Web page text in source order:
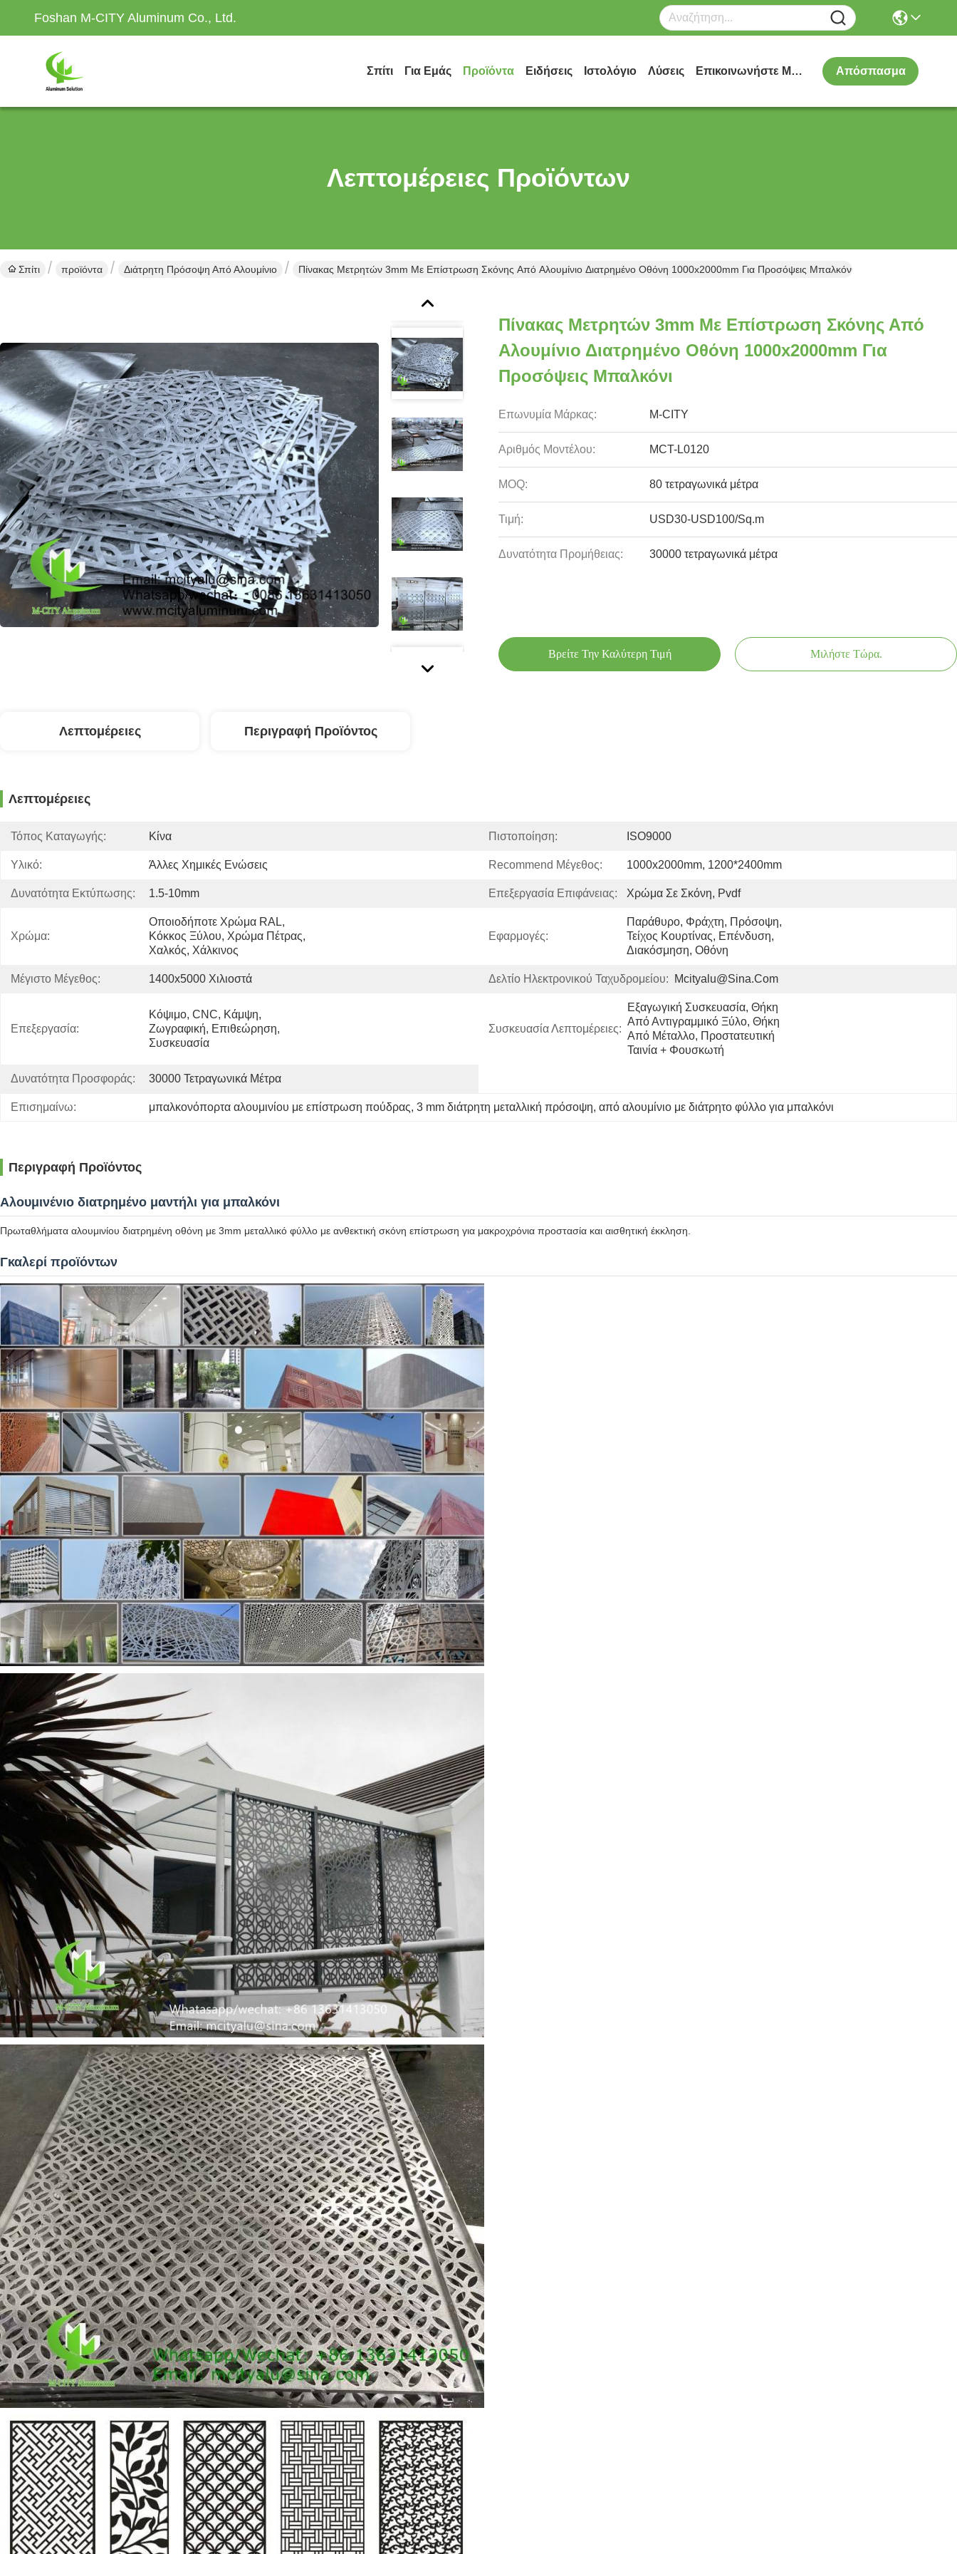
Foshan M-CITY Aluminum Co., Ltd.
Σπίτι Για Εμάς Προϊόντα Ειδήσεις Ιστολόγιο Λύσεις Επικοινωνήστε Μαζί Μας Απόσπασμα
Λεπτομέρειες Προϊόντων
Σπίτι προϊόντα Διάτρητη Πρόσοψη Από Αλουμίνιο Πίνακας Μετρητών 3mm Με Επίστρωση Σκόνης Από Αλουμίνιο Διατρημένο Οθόνη 1000x2000mm Για Προσόψεις Μπαλκόνι
Πίνακας Μετρητών 3mm Με Επίστρωση Σκόνης Από
Αλουμίνιο Διατρημένο Οθόνη 1000x2000mm Για
Προσόψεις Μπαλκόνι
Επωνυμία Μάρκας: M-CITY
Αριθμός Μοντέλου: MCT-L0120
MOQ: 80 τετραγωνικά μέτρα
Τιμή: USD30-USD100/Sq.m
Δυνατότητα Προμήθειας: 30000 τετραγωνικά μέτρα
Βρείτε Την Καλύτερη Τιμή Μιλήστε Τώρα.
Λεπτομέρειες Περιγραφή Προϊόντος
Λεπτομέρειες
Τόπος Καταγωγής: Κίνα Πιστοποίηση: ISO9000
Υλικό: Άλλες Χημικές Ενώσεις Recommend Μέγεθος: 1000x2000mm, 1200*2400mm
Δυνατότητα Εκτύπωσης: 1.5-10mm Επεξεργασία Επιφάνειας: Χρώμα Σε Σκόνη, Pvdf
Χρώμα:
Οποιοδήποτε Χρώμα RAL,
Κόκκος Ξύλου, Χρώμα Πέτρας,
Χαλκός, Χάλκινος
Εφαρμογές:
Παράθυρο, Φράχτη, Πρόσοψη,
Τείχος Κουρτίνας, Επένδυση,
Διακόσμηση, Οθόνη
Μέγιστο Μέγεθος: 1400x5000 Χιλιοστά Δελτίο Ηλεκτρονικού Ταχυδρομείου: Mcityalu@sina.com
Επεξεργασία:
Κόψιμο, CNC, Κάμψη,
Ζωγραφική, Επιθεώρηση,
Συσκευασία
Συσκευασία Λεπτομέρειες:
Εξαγωγική Συσκευασία, Θήκη
Από Αντιγραμμικό Ξύλο, Θήκη
Από Μέταλλο, Προστατευτική
Ταινία + Φουσκωτή
Δυνατότητα Προσφοράς: 30000 Τετραγωνικά Μέτρα
Επισημαίνω: μπαλκονόπορτα αλουμινίου με επίστρωση πούδρας, 3 mm διάτρητη μεταλλική πρόσοψη, από αλουμίνιο με διάτρητο φύλλο για μπαλκόνι
Περιγραφή Προϊόντος
Αλουμινένιο διατρημένο μαντήλι για μπαλκόνι
Πρωταθλήματα αλουμινίου διατρημένη οθόνη με 3mm μεταλλικό φύλλο με ανθεκτική σκόνη επίστρωση για μακροχρόνια προστασία και αισθητική έκκληση.
Γκαλερί προϊόντων